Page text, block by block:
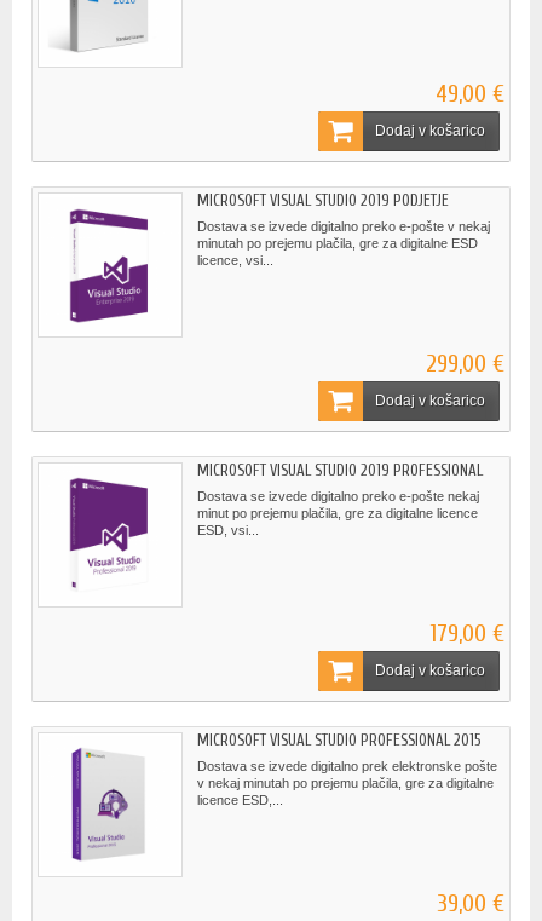
49,00 €
Dodaj v košarico
MICROSOFT VISUAL STUDIO 2019 PODJETJE
Dostava se izvede digitalno preko e-pošte v nekaj
minutah po prejemu plačila, gre za digitalne ESD
licence, vsi...
299,00 €
Dodaj v košarico
MICROSOFT VISUAL STUDIO 2019 PROFESSIONAL
Dostava se izvede digitalno preko e-pošte nekaj
minut po prejemu plačila, gre za digitalne licence
ESD, vsi...
179,00 €
Dodaj v košarico
MICROSOFT VISUAL STUDIO PROFESSIONAL 2015
Dostava se izvede digitalno prek elektronske pošte
v nekaj minutah po prejemu plačila, gre za digitalne
licence ESD,...
39,00 €